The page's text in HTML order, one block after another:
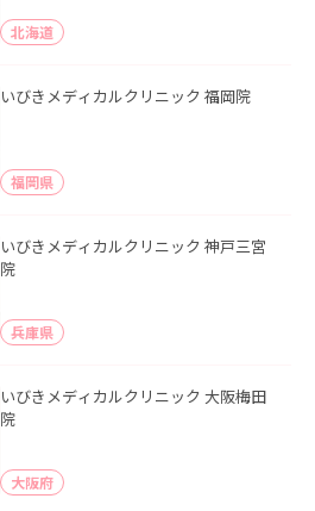
北海道
いびきメディカルクリニック 福岡院
福岡県
いびきメディカルクリニック 神戸三宮
院
兵庫県
いびきメディカルクリニック 大阪梅田
院
大阪府